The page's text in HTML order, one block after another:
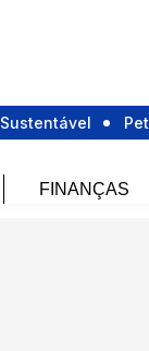
Sustentável Pet
FINANÇAS